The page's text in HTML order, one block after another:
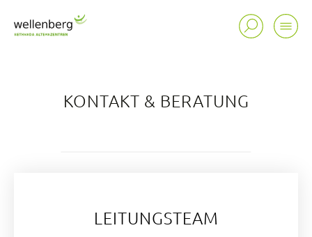
KONTAKT & BERATUNG
LEITUNGSTEAM